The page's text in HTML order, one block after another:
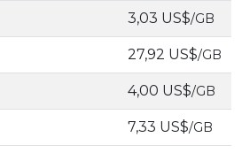
3,03 US$/GB
27,92 US$/GB
4,00 US$/GB
7,33 US$/GB